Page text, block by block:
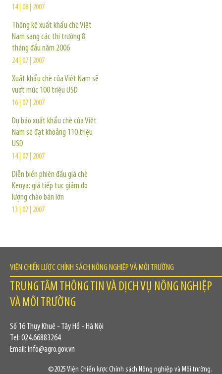
14 | 08 | 2007
Thống kê xuất khẩu chè Việt
Nam sang các thị trường 8
tháng đầu năm 2006
24 | 07 | 2007
Xuất khẩu chè của Việt Nam sẽ
vượt mức 100 triệu USD
16 | 07 | 2007
Dự báo xuất khẩu chè của Việt
Nam sẽ đạt khoảng 110 triệu
USD
14 | 07 | 2007
Diễn biến phiên đấu giá chè
Kenya: giá tiếp tục giảm do
lượng chào bán lớn
13 | 07 | 2007
VIỆN CHIẾN LƯỢC CHÍNH SÁCH NÔNG NGHIỆP VÀ MÔI TRƯỜNG
TRUNG TÂM THÔNG TIN VÀ DỊCH VỤ NÔNG NGHIỆP
VÀ MÔI TRƯỜNG
Số 16 Thụy Khuê - Tây Hồ - Hà Nội
Tel: 024.66883264
Email: info@agro.gov.vn
©2025 Viện Chiến lược Chính sách Nông nghiệp và Môi trường.